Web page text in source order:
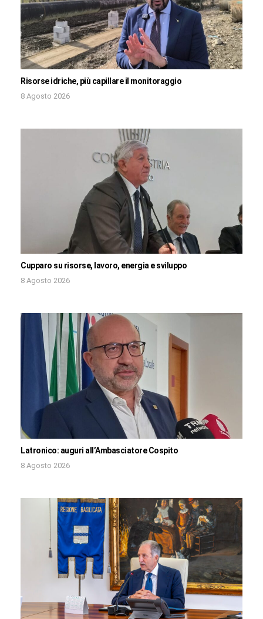
Risorse idriche, più capillare il monitoraggio
8 Agosto 2026
Cupparo su risorse, lavoro, energia e sviluppo
8 Agosto 2026
Latronico: auguri all’Ambasciatore Cospito
8 Agosto 2026